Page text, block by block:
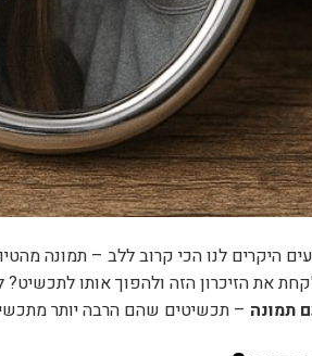
היקרים לנו הכי קרוב ללב – תמונה
את הזיכרון הזה ולהפוך אותו
תמונה – תכשיטים שהם הרבה יותר